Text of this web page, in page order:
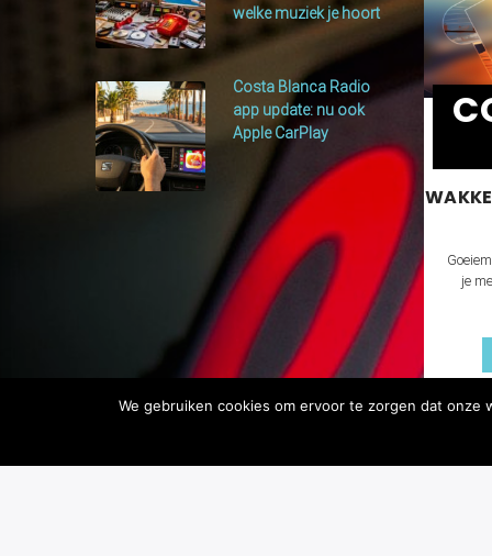
welke muziek je hoort
Costa Blanca Radio
app update: nu ook
Apple CarPlay
je
We gebruiken cookies om ervoor te zorgen dat